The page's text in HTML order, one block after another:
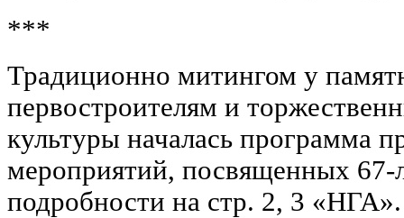
***
Традиционно митингом у
первостроителям и
культуры началась программа
мероприятий, посвященных
подробности на стр. 2, 3 «НГА».